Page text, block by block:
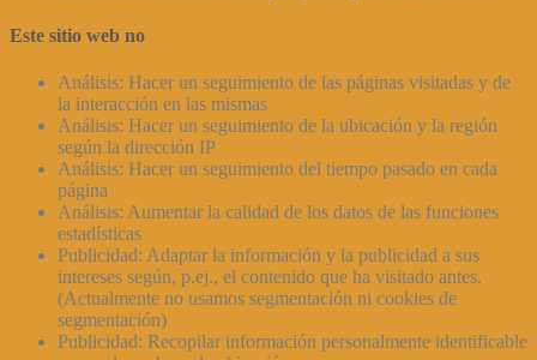
Este sitio web no
Análisis: Hacer un seguimiento de las páginas visitadas y de
la interacción en las mismas
Análisis: Hacer un seguimiento de la ubicación y la región
según la dirección IP
Análisis: Hacer un seguimiento del tiempo pasado en cada
página
Análisis: Aumentar la calidad de los datos de las funciones
estadísticas
Publicidad: Adaptar la información y la publicidad a sus
intereses según, p.ej., el contenido que ha visitado antes.
(Actualmente no usamos segmentación ni cookies de
segmentación)
Publicidad: Recopilar información personalmente identificable